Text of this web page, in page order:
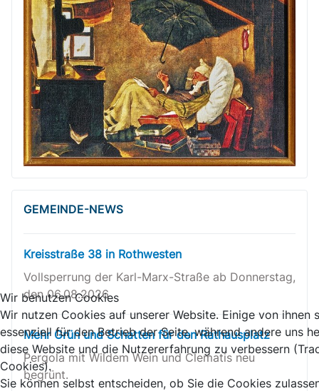
GEMEINDE-NEWS
Kreisstraße 38 in Rothwesten
Vollsperrung der Karl-Marx-Straße ab Donnerstag,
den 06.08.2026
Mehr Grün und Schatten für den Rathausplatz
Pergola mit Wildem Wein und Clematis neu
begrünt.
Wir benutzen Cookies
Wir nutzen Cookies auf unserer Website. Einige von ihnen
essenziell für den Betrieb der Seite, während andere uns
diese Website und die Nutzererfahrung zu verbessern
Cookies).
Sie können selbst entscheiden, ob Sie die Cookies